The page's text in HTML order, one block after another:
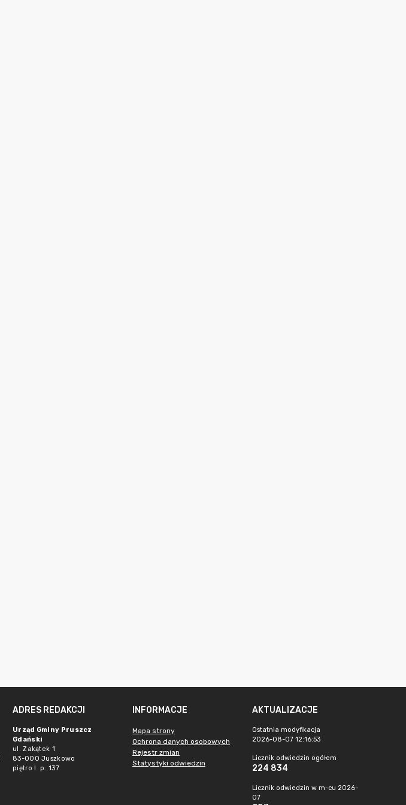
ADRES REDAKCJI
Urząd Gminy Pruszcz
Gdański
ul. Zakątek 1
83-000 Juszkowo
piętro I p. 137
INFORMACJE
Mapa strony
Ochrona danych osobowych
Rejestr zmian
Statystyki odwiedzin
AKTUALIZACJE
Ostatnia modyfikacja
2026-08-07 12:16:53
Licznik odwiedzin ogółem
224 834
Licznik odwiedzin w m-cu 2026-
07